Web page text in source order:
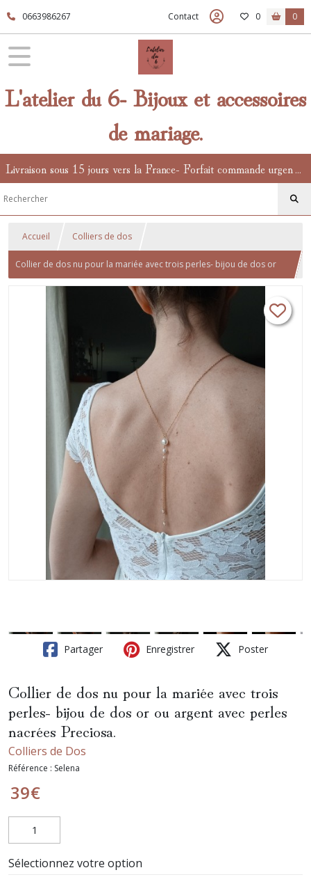
0663986267 Contact 0 0
L'atelier du 6- Bijoux et accessoires
de mariage.
Livraison sous 15 jours vers la France- Forfait commande urgente en supplément.
Accueil Colliers de dos
Collier de dos nu pour la mariée avec trois perles- bijou de dos or
ou argent avec perles nacrées Preciosa.
Partager Enregistrer Poster
Collier de dos nu pour la mariée avec trois
perles- bijou de dos or ou argent avec perles
nacrées Preciosa.
Colliers de Dos
Référence : Selena
39€
Sélectionnez votre option